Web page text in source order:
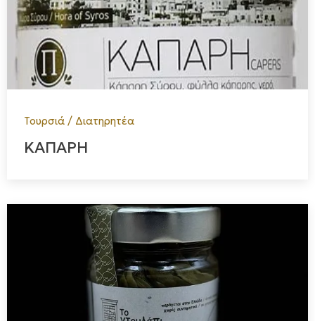
Τουρσιά / Διατηρητέα
ΚΑΠΑΡΗ